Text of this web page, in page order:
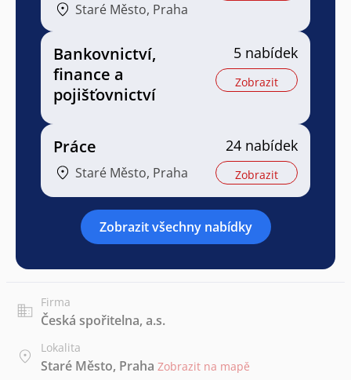
Staré Město, Praha
Bankovnictví,
finance a
pojišťovnictví
5 nabídek
Zobrazit
Práce
Staré Město, Praha
24 nabídek
Zobrazit
Zobrazit všechny nabídky
Firma
Česká spořitelna, a.s.
Lokalita
Staré Město, Praha Zobrazit na mapě